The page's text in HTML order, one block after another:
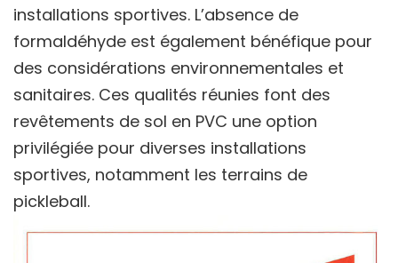
installations sportives. L’absence de
formaldéhyde est également bénéfique pour
des considérations environnementales et
sanitaires. Ces qualités réunies font des
revêtements de sol en PVC une option
privilégiée pour diverses installations
sportives, notamment les terrains de
pickleball.